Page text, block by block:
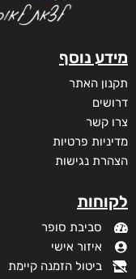
מידע נוסף
תקנון האתר
דרושים
צרו קשר
מדיניות פרטיות
הצהרת נגישות
לקוחות
סביבת סופר
איזור אישי
ביטול הזמנה קיימת